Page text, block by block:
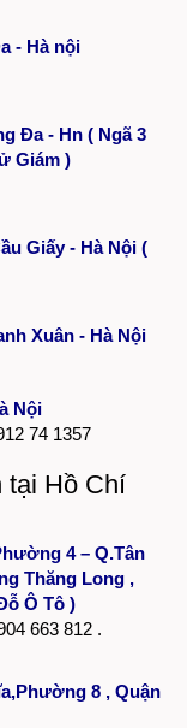
- Hà nội
Đa - Hn ( Ngã 3
Giám )
Giấy - Hà Nội (
Xuân - Hà Nội
Nội
74 1357
tại Hồ Chí
4 – Q.Tân
Thăng Long ,
Ô Tô )
663 812 .
8 , Quận